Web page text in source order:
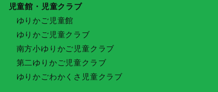
児童館・児童クラブ
ゆりかご児童館
ゆりかご児童クラブ
南方小ゆりかご児童クラブ
第二ゆりかご児童クラブ
ゆりかごわかくさ児童クラブ